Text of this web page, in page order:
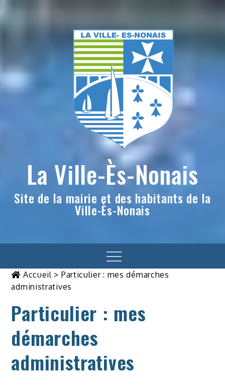
to
La Ville-Ès-Nonais
Site de la mairie et des habitants de la
Ville-Ès-Nonais
Menu
Accueil> Particulier : mes démarches
administratives
Particulier : mes
démarches
administratives